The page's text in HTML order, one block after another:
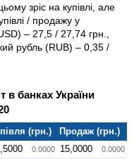
зріс на купівлі, але
/ продажу у
– 27,5 / 27,74 грн.,
рубль (RUB) – 0,35 /
в банках України
(грн.)
Продаж (грн.)
0.0000 15,0000 0.0000